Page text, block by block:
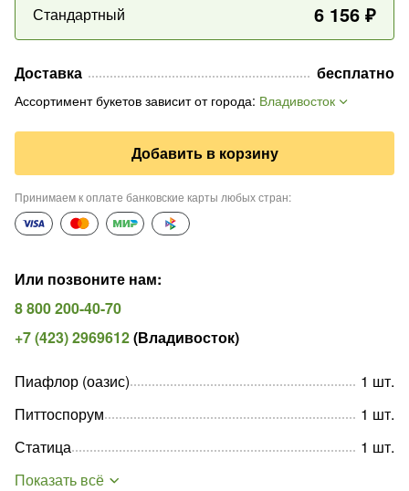
Стандартный 6 156 ₽
Доставка бесплатно
Ассортимент букетов зависит от города: Владивосток
Добавить в корзину
Принимаем к оплате банковские карты любых стран:
Или позвоните нам:
8 800 200-40-70
+7 (423) 2969612(Владивосток)
Пиафлор (оазис) 1 шт.
Питтоспорум
1 шт.
Статица
1 шт.
Показать всё